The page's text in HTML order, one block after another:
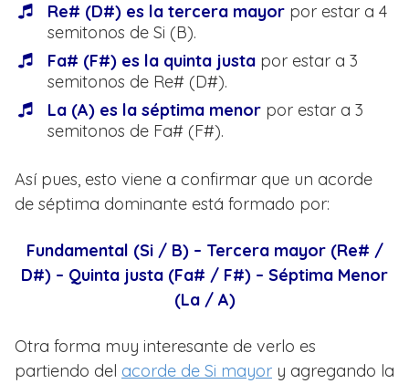
Re# (D#) es la tercera mayor por estar a 4
semitonos de Si (B).
Fa# (F#) es la quinta justa por estar a 3
semitonos de Re# (D#).
La (A) es la séptima menor por estar a 3
semitonos de Fa# (F#).
Así pues, esto viene a confirmar que un acorde
de séptima dominante está formado por:
Fundamental (Si / B) – Tercera mayor (Re# /
D#) – Quinta justa (Fa# / F#) – Séptima Menor
(La / A)
Otra forma muy interesante de verlo es
partiendo del acorde de Si mayor y agregando la